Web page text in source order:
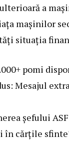
a
mașinilor
situația
pomi
Mesajul
șefului
în cărțile